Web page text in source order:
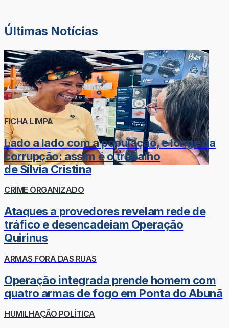
Últimas Notícias
FICHA LIMPA
Lado a lado com a população, e longe da
corrupção: assim é o trabalho
de Sílvia Cristina
CRIME ORGANIZADO
Ataques a provedores revelam rede de
tráfico e desencadeiam Operação
Quirinus
ARMAS FORA DAS RUAS
Operação integrada prende homem com
quatro armas de fogo em Ponta do Abunã
HUMILHAÇÃO POLÍTICA